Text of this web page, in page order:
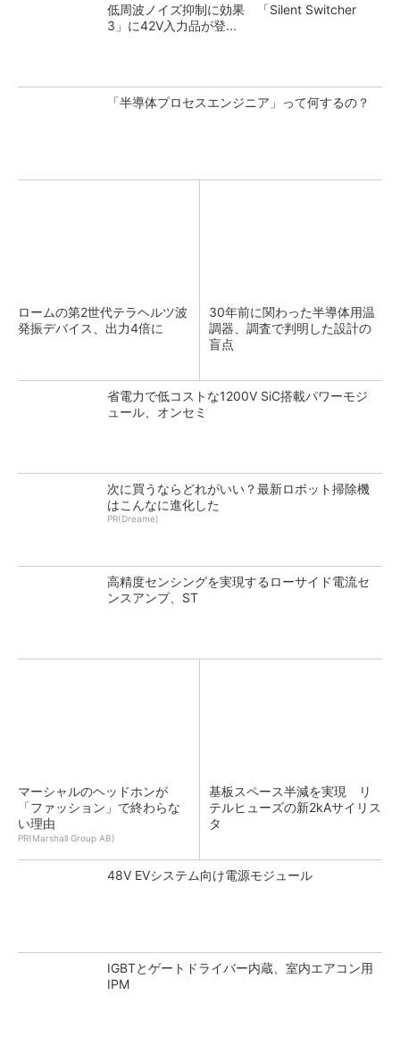
低周波ノイズ抑制に効果 「Silent Switcher
3」に42V入力品が登...
「半導体プロセスエンジニア」って何するの？
ロームの第2世代テラヘルツ波
発振デバイス、出力4倍に
30年前に関わった半導体用温
調器、調査で判明した設計の
盲点
省電力で低コストな1200V SiC搭載パワーモジ
ュール、オンセミ
次に買うならどれがいい？最新ロボット掃除機
はこんなに進化した
PR(Dreame)
高精度センシングを実現するローサイド電流セ
ンスアンプ、ST
マーシャルのヘッドホンが
「ファッション」で終わらな
い理由
PR(Marshall Group AB)
基板スペース半減を実現 リ
テルヒューズの新2kAサイリス
タ
48V EVシステム向け電源モジュール
IGBTとゲートドライバー内蔵、室内エアコン用
IPM